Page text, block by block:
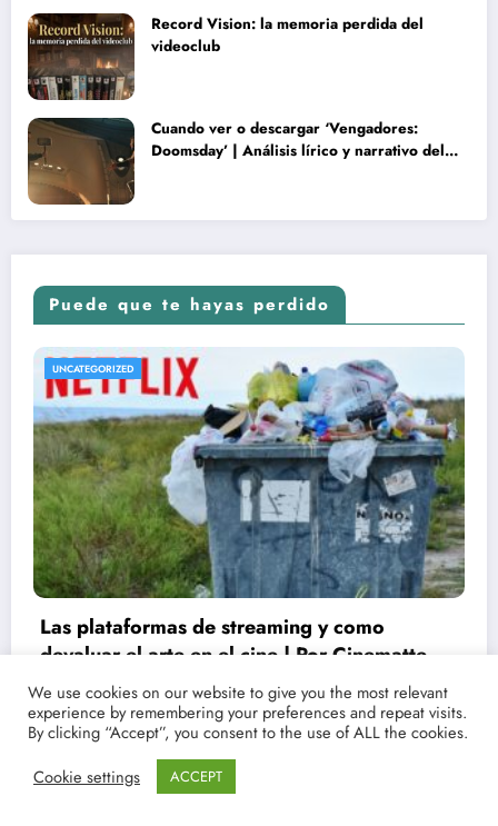
Record Vision: la memoria perdida del
videoclub
Cuando ver o descargar ‘Vengadores:
Doomsday’ | Análisis lírico y narrativo del
Puede que te hayas perdido
UNCATEGORIZED
Conoce las fechas de estrenos y críticas de
tus películas y series favoritas con Point
Magazine
21/03/2021 lucenpop
We use cookies on our website to give you the most relevant
experience by remembering your preferences and repeat visits.
By clicking “Accept”, you consent to the use of ALL the cookies.
Cookie settings
ACCEPT